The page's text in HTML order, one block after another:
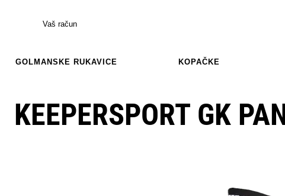
Vaš račun
GOLMANSKE RUKAVICE KOPAČKE
KEEPERSPORT GK